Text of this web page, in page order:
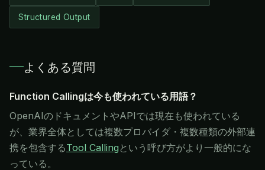
Structured Output
よくある質問
Function Callingは今も使われている用語？
OpenAIのドキュメントやAPIでは現在も使われている
が、業界全体としては複数プロバイダ・複数種類の外部連
携を包含するTool Calling という呼び方がより一般的にな
っている。